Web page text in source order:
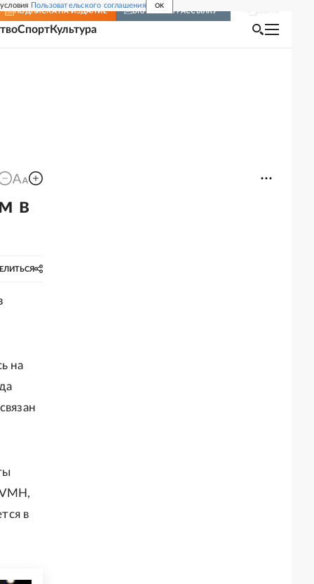
Пользовательского соглашения OK
ПОДПИСКА НА ИЗДАНИЕ ВКЛЮЧИТЬ РАССЫЛКУ
СпортКультура
в
на
в